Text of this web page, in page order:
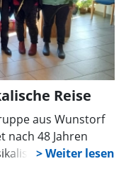
Reise
aus Wunstorf
nach 48 Jahren
Reise.